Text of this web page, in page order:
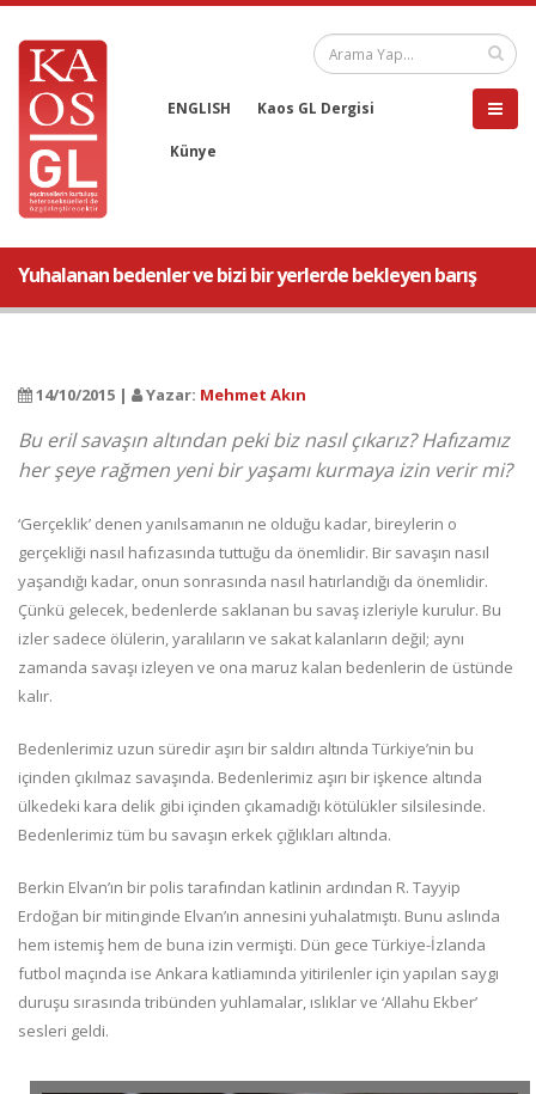
ENGLISH Kaos GL Dergisi
Künye
Yuhalanan bedenler ve bizi bir yerlerde bekleyen barış
14/10/2015 | Yazar: Mehmet Akın
Bu eril savaşın altından peki biz nasıl çıkarız? Hafızamız
her şeye rağmen yeni bir yaşamı kurmaya izin verir mi?
‘Gerçeklik’ denen yanılsamanın ne olduğu kadar, bireylerin o
gerçekliği nasıl hafızasında tuttuğu da önemlidir. Bir savaşın nasıl
yaşandığı kadar, onun sonrasında nasıl hatırlandığı da önemlidir.
Çünkü gelecek, bedenlerde saklanan bu savaş izleriyle kurulur. Bu
izler sadece ölülerin, yaralıların ve sakat kalanların değil; aynı
zamanda savaşı izleyen ve ona maruz kalan bedenlerin de üstünde
kalır.
Bedenlerimiz uzun süredir aşırı bir saldırı altında Türkiye’nin bu
içinden çıkılmaz savaşında. Bedenlerimiz aşırı bir işkence altında
ülkedeki kara delik gibi içinden çıkamadığı kötülükler silsilesinde.
Bedenlerimiz tüm bu savaşın erkek çığlıkları altında.
Berkin Elvan’ın bir polis tarafından katlinin ardından R. Tayyip
Erdoğan bir mitinginde Elvan’ın annesini yuhalatmıştı. Bunu aslında
hem istemiş hem de buna izin vermişti. Dün gece Türkiye-İzlanda
futbol maçında ise Ankara katliamında yitirilenler için yapılan saygı
duruşu sırasında tribünden yuhlamalar, ıslıklar ve ‘Allahu Ekber’
sesleri geldi.